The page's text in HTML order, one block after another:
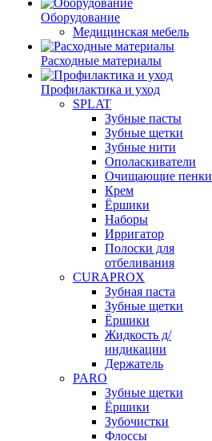
Оборудование
Медицинская мебель
Расходные материалы
Профилактика и уход
SPLAT
Зубные пасты
Зубные щетки
Зубные нити
Ополаскиватели
Очищающие пенки
Крем
Ёршики
Наборы
Ирригатор
Полоски для
отбеливания
CURAPROX
Зубная паста
Зубные щетки
Ёршики
Жидкость д/
индикации
Держатель
PARO
Зубные щетки
Ёршики
Зубочистки
Флоссы